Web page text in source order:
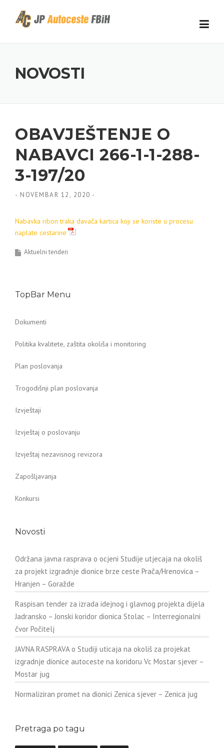
NOVOSTI
OBAVJEŠTENJE O
NABAVCI 266-1-1-288-
3-197/20
- NOVEMBAR 12, 2020 -
Nabavka ribon traka davača kartica koji se koriste u procesu
naplate cestarine
Aktuelni tenderi
TopBar Menu
Dokumenti
Politika kvalitete, zaštita okoliša i monitoring
Plan poslovanja
Trogodišnji plan poslovanja
Izvještaji
Izvještaj o poslovanju
Izvještaj nezavisnog revizora
Zapošljavanja
Konkursi
Novosti
Održana javna rasprava o ocjeni Studije utjecaja na okoliš
za projekt izgradnje dionice brze ceste Prača/Hrenovica –
Hranjen – Goražde
Raspisan tender za izrada idejnog i glavnog projekta dijela
Jadransko – Jonski koridor dionica Stolac – Interregionalni
čvor Počitelj
JAVNA RASPRAVA o Studiji uticaja na okoliš za projekat
izgradnje dionice autoceste na koridoru Vc Mostar sjever –
Mostar jug
Normaliziran promet na dionici Zenica sjever – Zenica jug
Pretraga po tagu